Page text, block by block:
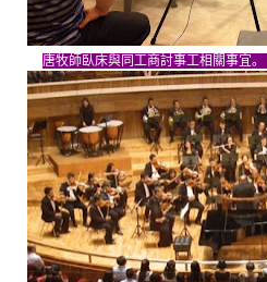
唐牧師臥床與同工商討事工相關事宜